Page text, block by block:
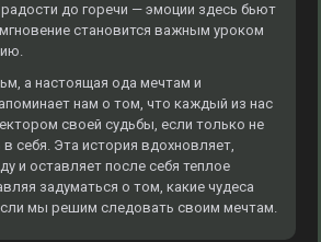
до горечи — эмоции здесь бьют
становится важным уроком
а настоящая ода мечтам и
нам о том, что каждый из нас
своей судьбы, если только не
себя. Эта история вдохновляет,
и оставляет после себя теплое
задуматься о том, какие чудеса
мы решим следовать своим мечтам.